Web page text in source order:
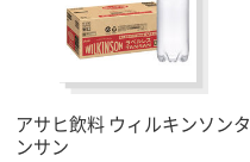
アサヒ飲料 ウィルキンソンタ
ンサン